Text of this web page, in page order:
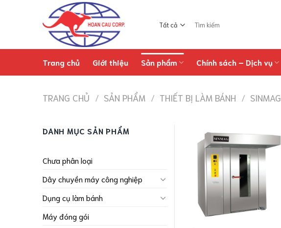
kiếm:
Trang chủ Giới thiệu Sản phẩm Chính sách – Dịch vụ
TRANG CHỦ / SẢN PHẨM / THIẾT BỊ LÀM BÁNH / SINMAG
DANH MỤC SẢN PHẨM
Chưa phân loại
Dây chuyền máy công nghiệp
Dụng cụ làm bánh
Máy đóng gói